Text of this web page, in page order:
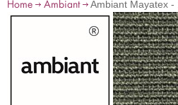
Home Ambiant Ambiant Mayatex -